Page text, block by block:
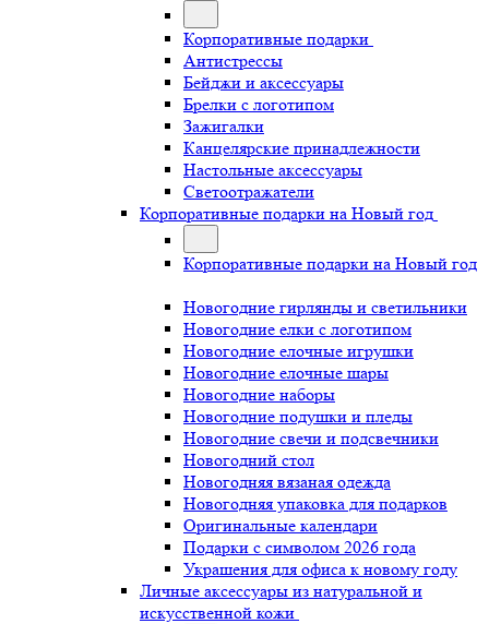
Корпоративные подарки
Антистрессы
Бейджи и аксессуары
Брелки с логотипом
Зажигалки
Канцелярские принадлежности
Настольные аксессуары
Светоотражатели
Корпоративные подарки на Новый год
Корпоративные подарки на Новый год
Новогодние гирлянды и светильники
Новогодние елки с логотипом
Новогодние елочные игрушки
Новогодние елочные шары
Новогодние наборы
Новогодние подушки и пледы
Новогодние свечи и подсвечники
Новогодний стол
Новогодняя вязаная одежда
Новогодняя упаковка для подарков
Оригинальные календари
Подарки с символом 2026 года
Украшения для офиса к новому году
Личные аксессуары из натуральной и
искусственной кожи